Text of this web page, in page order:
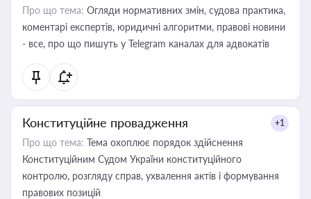
Про що тема: Огляди нормативних змін, судова практика,
коментарі експертів, юридичні алгоритми, правові новини
- все, про що пишуть у Telegram каналах для адвокатів
Конституційне провадження +1
Про що тема: Тема охоплює порядок здійснення
Конституційним Судом України конституційного
контролю, розгляду справ, ухвалення актів і формування
правових позицій